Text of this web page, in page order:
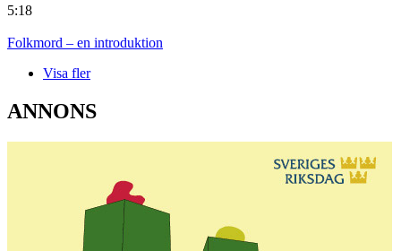
5:18
Folkmord – en introduktion
Visa fler
ANNONS